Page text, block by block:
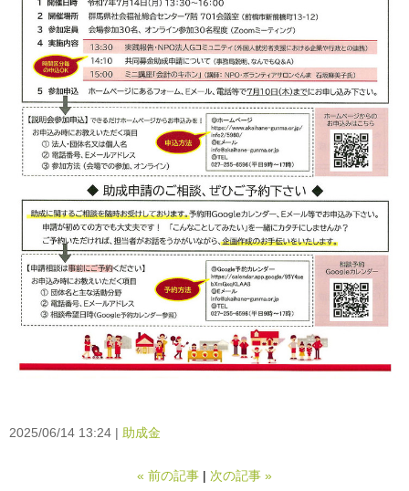
2025/06/14 13:24 助成金
« 前の記事 次の記事 »